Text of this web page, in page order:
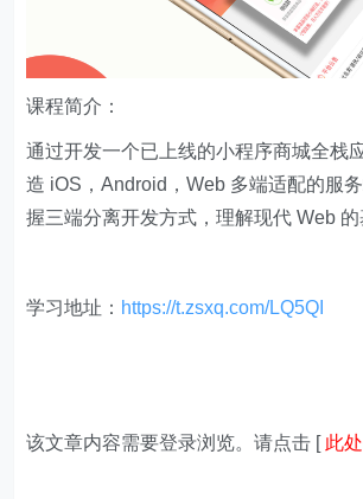
课程简介：
通过开发一个已上线的小程序商城全栈
造 iOS，Android，Web 多端适配的服
握三端分离开发方式，理解现代 Web 的
学习地址： https://t.zsxq.com/LQ5QI
该文章内容需要登录浏览。请点击 [ 此